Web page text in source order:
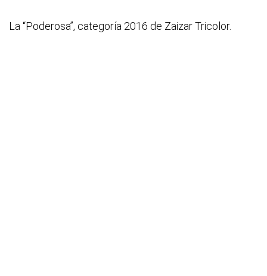
La “Poderosa”, categoría 2016 de Zaizar Tricolor.